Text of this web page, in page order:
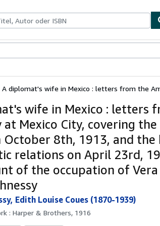
A diplomat's wife in Mexico : letters from the
wife in Mexico : letters
at Mexico City, covering
October 8th, 1913, and
relations on April 23rd,
of the occupation of
Edith Louise Coues (1870-1939)
: Harper & Brothers, 1916